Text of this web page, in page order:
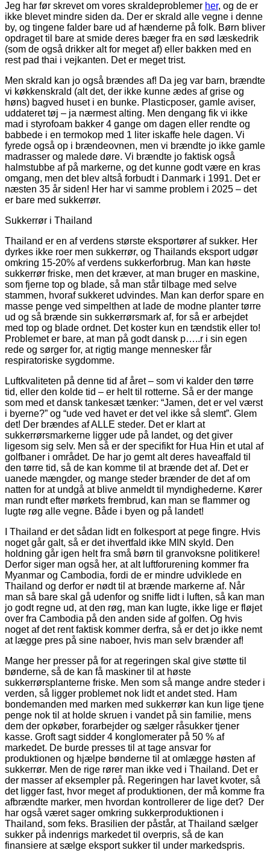
Jeg har før skrevet om vores skraldeproblemer her, og de er
ikke blevet mindre siden da. Der er skrald alle vegne i denne
by, og tingene falder bare ud af hænderne på folk. Børn bliver
opdraget til bare at smide deres bæger fra en sød læskedrik
(som de også drikker alt for meget af) eller bakken med en
rest pad thai i vejkanten. Det er meget trist.
Men skrald kan jo også brændes af! Da jeg var barn, brændte
vi køkkenskrald (alt det, der ikke kunne ædes af grise og
høns) bagved huset i en bunke. Plasticposer, gamle aviser,
uddateret tøj – ja nærmest alting. Men dengang fik vi ikke
mad i styrofoam bakker 4 gange om dagen eller rendte og
babbede i en termokop med 1 liter iskaffe hele dagen. Vi
fyrede også op i brændeovnen, men vi brændte jo ikke gamle
madrasser og malede døre. Vi brændte jo faktisk også
halmstubbe af på markerne, og det kunne godt være en kras
omgang, men det blev altså forbudt i Danmark i 1991. Det er
næsten 35 år siden! Her har vi samme problem i 2025 – det
er bare med sukkerrør.
Sukkerrør i Thailand
Thailand er en af verdens største eksportører af sukker. Her
dyrkes ikke roer men sukkerrør, og Thailands eksport udgør
omkring 15-20% af verdens sukkerforbrug. Man kan høste
sukkerrør friske, men det kræver, at man bruger en maskine,
som fjerne top og blade, så man står tilbage med selve
stammen, hvoraf sukkeret udvindes. Man kan derfor spare en
masse penge ved simpelthen at lade de modne planter tørre
ud og så brænde sin sukkerrørsmark af, for så er arbejdet
med top og blade ordnet. Det koster kun en tændstik eller to!
Problemet er bare, at man på godt dansk p…..r i sin egen
rede og sørger for, at rigtig mange mennesker får
respiratoriske sygdomme.
Luftkvaliteten på denne tid af året – som vi kalder den tørre
tid, eller den kolde tid – er helt til rotterne. Så er der mange
som med et dansk tankesæt tænker: “Jamen, det er vel værst
i byerne?” og “ude ved havet er det vel ikke så slemt”. Glem
det! Der brændes af ALLE steder. Det er klart at
sukkerrørsmarkerne ligger ude på landet, og det giver
ligesom sig selv. Men så er der specifikt for Hua Hin et utal af
golfbaner i området. De har jo gemt alt deres haveaffald til
den tørre tid, så de kan komme til at brænde det af. Det er
uanede mængder, og mange steder brænder de det af om
natten for at undgå at blive anmeldt til myndighederne. Kører
man rundt efter mørkets frembrud, kan man se flammer og
lugte røg alle vegne. Både i byen og på landet!
I Thailand er det sådan lidt en folkesport at pege fingre. Hvis
noget går galt, så er det ihvertfald ikke MIN skyld. Den
holdning går igen helt fra små børn til granvoksne politikere!
Derfor siger man også her, at alt luftforurening kommer fra
Myanmar og Cambodia, fordi de er mindre udviklede en
Thailand og derfor er nødt til at brænde markerne af. Når
man så bare skal gå udenfor og sniffe lidt i luften, så kan man
jo godt regne ud, at den røg, man kan lugte, ikke lige er fløjet
over fra Cambodia på den anden side af golfen. Og hvis
noget af det rent faktisk kommer derfra, så er det jo ikke nemt
at lægge pres på sine naboer, hvis man selv brænder af!
Mange her presser på for at regeringen skal give støtte til
bønderne, så de kan få maskiner til at høste
sukkerrørsplanterne friske. Men som så mange andre steder i
verden, så ligger problemet nok lidt et andet sted. Ham
bondemanden med marken med sukkerrør kan kun lige tjene
penge nok til at holde skruen i vandet på sin familie, mens
dem der opkøber, forarbejder og sælger råsukker tjener
kasse. Groft sagt sidder 4 konglomerater på 50 % af
markedet. De burde presses til at tage ansvar for
produktionen og hjælpe bønderne til at omlægge høsten af
sukkerrør. Men de rige rører man ikke ved i Thailand. Det er
der masser af eksempler på. Regeringen har lavet kvoter, så
det ligger fast, hvor meget af produktionen, der må komme fra
afbrændte marker, men hvordan kontrollerer de lige det? Der
har også været sager omkring sukkerproduktionen i
Thailand, som feks. Brasilien der påstår, at Thailand sælger
sukker på indenrigs markedet til overpris, så de kan
finansiere at sælge eksport sukker til under markedspris.